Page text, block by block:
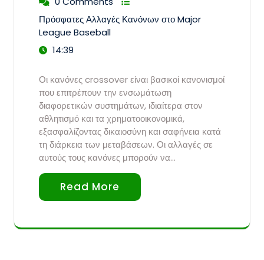
Πρόσφατες Αλλαγές Κανόνων στο Major
League Baseball
14:39
Οι κανόνες crossover είναι βασικοί κανονισμοί
που επιτρέπουν την ενσωμάτωση
διαφορετικών συστημάτων, ιδιαίτερα στον
αθλητισμό και τα χρηματοοικονομικά,
εξασφαλίζοντας δικαιοσύνη και σαφήνεια κατά
τη διάρκεια των μεταβάσεων. Οι αλλαγές σε
αυτούς τους κανόνες μπορούν να…
Read More